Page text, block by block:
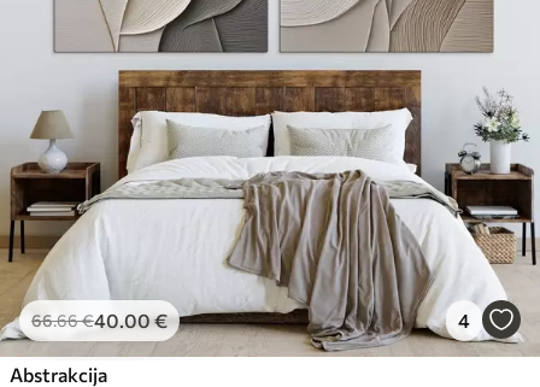
66.66€40.00€ 4
Abstrakcija